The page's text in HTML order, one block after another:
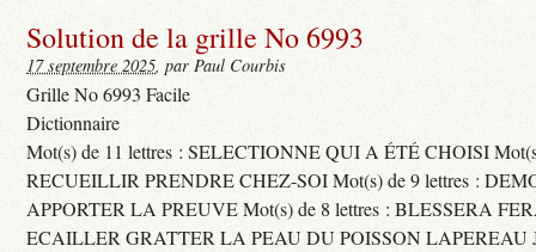
Solution de la grille No 6993
17 septembre 2025, par Paul Courbis
Grille No 6993 Facile
Dictionnaire
Mot(s) de 11 lettres : SELECTIONNE QUI A ÉTÉ CHOISI
RECUEILLIR PRENDRE CHEZ-SOI Mot(s) de 9 lettres :
APPORTER LA PREUVE Mot(s) de 8 lettres : BLESSERA
ECAILLER GRATTER LA PEAU DU POISSON LAPEREAU